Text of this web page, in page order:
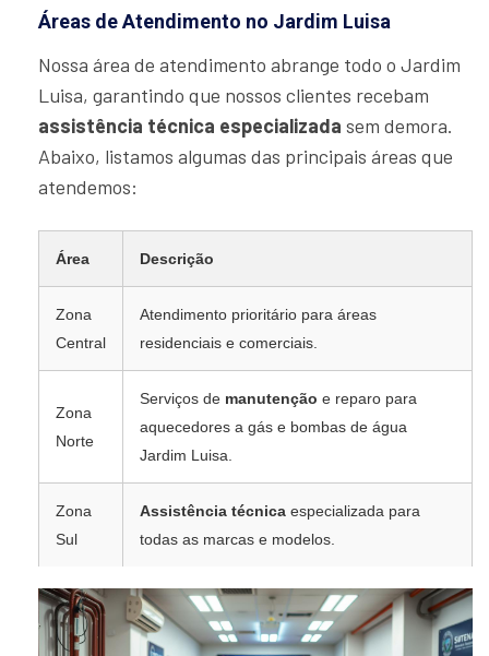
Áreas de Atendimento no Jardim Luisa
Nossa área de atendimento abrange todo o Jardim
Luisa, garantindo que nossos clientes recebam
assistência técnica especializada sem demora.
Abaixo, listamos algumas das principais áreas que
atendemos:
Área Descrição
Zona
Central
Atendimento prioritário para áreas
residenciais e comerciais.
Zona
Norte
Serviços de manutenção e reparo para
aquecedores a gás e bombas de água
Jardim Luisa.
Zona
Sul
Assistência técnica especializada para
todas as marcas e modelos.